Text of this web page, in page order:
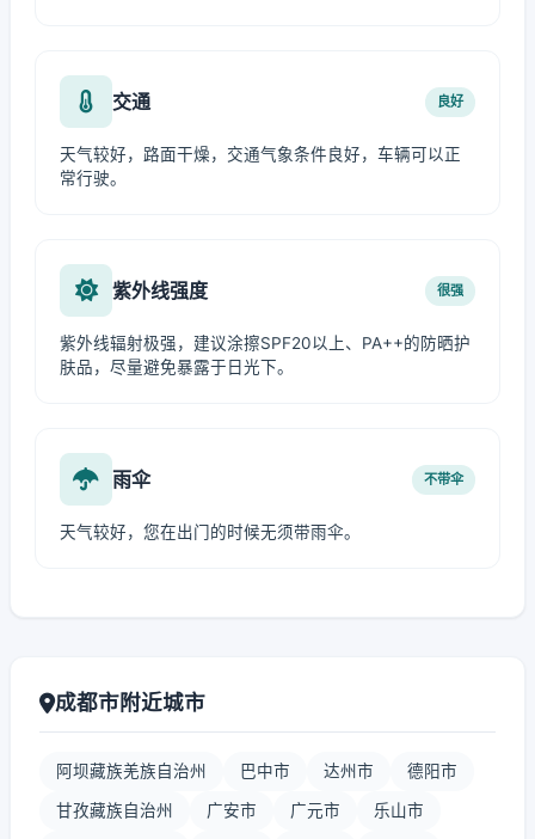
交通 良好
天气较好，路面干燥，交通气象条件良好，车辆可以正
常行驶。
紫外线强度 很强
紫外线辐射极强，建议涂擦SPF20以上、PA++的防晒护
肤品，尽量避免暴露于日光下。
雨伞 不带伞
天气较好，您在出门的时候无须带雨伞。
成都市附近城市
阿坝藏族羌族自治州 巴中市 达州市 德阳市
甘孜藏族自治州 广安市 广元市 乐山市